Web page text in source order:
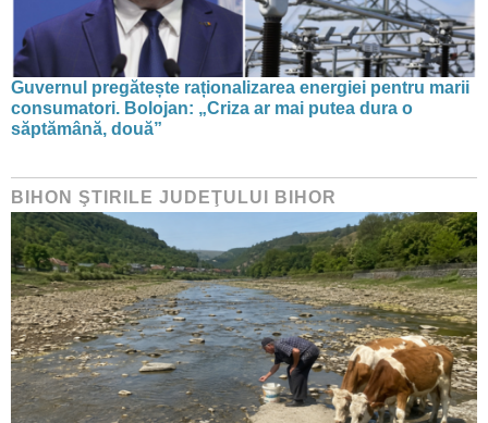
Guvernul pregătește raționalizarea energiei pentru marii
consumatori. Bolojan: „Criza ar mai putea dura o
săptămână, două”
BIHON ŞTIRILE JUDEŢULUI BIHOR